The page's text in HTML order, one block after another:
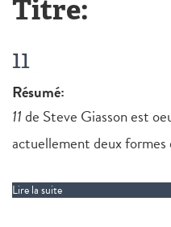
Titre:
11
Résumé:
11de Steve Giasson est
actuellement deux
Lire la suite